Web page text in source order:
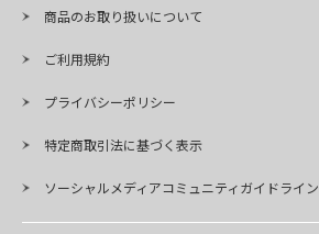
商品のお取り扱いについて
ご利用規約
プライバシーポリシー
特定商取引法に基づく表示
ソーシャルメディアコミュニティガイドライン